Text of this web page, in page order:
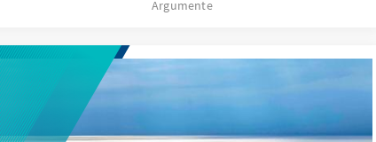
fehlt eine verfassungsrechtliche Grundlage. Das
eingewanderte Menschen sind nur zu Beginn
sinnvoll. Später besteht die herausfordernde
Aufgabe der Abgrenzung der Gruppe.
Argumente